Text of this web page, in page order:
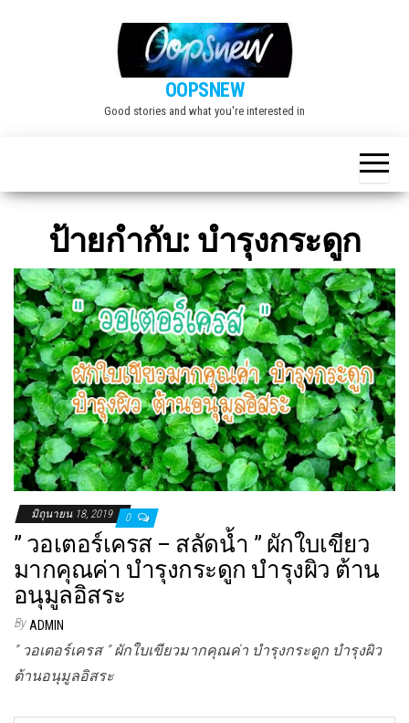
OOPSNEW
Good stories and what you're interested in
ป้ายกำกับ: บำรุงกระดูก
มิถุนายน 18, 2019 0
” วอเตอร์เครส – สลัดน้ำ ” ผักใบเขียว
มากคุณค่า บำรุงกระดูก บำรุงผิว ต้าน
อนุมูลอิสระ
By ADMIN
” วอเตอร์เครส ” ผักใบเขียวมากคุณค่า บำรุงกระดูก บำรุงผิว
ต้านอนุมูลอิสระ